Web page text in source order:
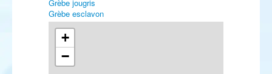
Grèbe jougris
Grèbe esclavon
Fulmar boréal
Puffin de Scopoli
Puffin cendré
Puffin majeur
Puffin fuligineux
+
−